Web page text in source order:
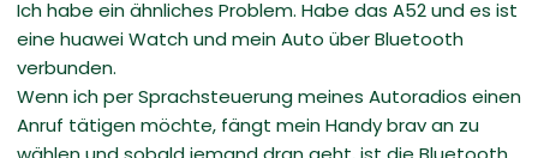
Ich habe ein ähnliches Problem. Habe das A52 und es ist
eine huawei Watch und mein Auto über Bluetooth
verbunden.
Wenn ich per Sprachsteuerung meines Autoradios einen
Anruf tätigen möchte, fängt mein Handy brav an zu